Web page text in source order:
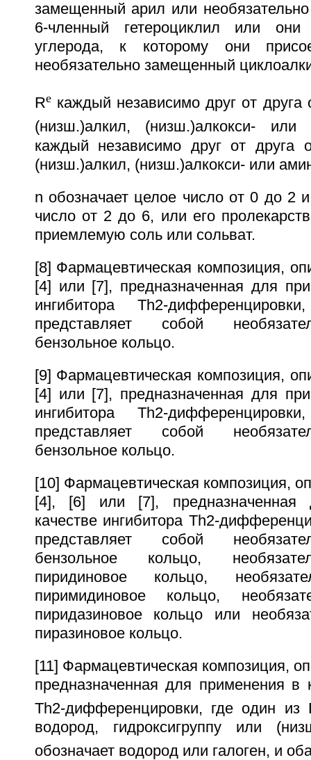
замещенный арил или
6-членный гетероциклил или
углерода, к которому они
необязательно замещенный
Reкаждый независимо друг от друга
(низш.)алкил, (низш.)алкокси-
каждый независимо друг от друга
(низш.)алкил, (низш.)алкокси- или
n обозначает целое число от 0 до 2
число от 2 до 6, или его
приемлемую соль или сольват.
[8] Фармацевтическая композиция,
[4] или [7], предназначенная для
ингибитора Тh2-
представляет собой
бензольное кольцо.
[9] Фармацевтическая композиция,
[4] или [7], предназначенная для
ингибитора Тh2-
представляет собой
бензольное кольцо.
[10] Фармацевтическая композиция,
[4], [6] или [7], предназначенная
качестве ингибитора Th2-
представляет собой
бензольное кольцо,
пиридиновое кольцо,
пиримидиновое кольцо,
пиридазиновое кольцо или
пиразиновое кольцо.
[11] Фармацевтическая композиция,
предназначенная для применения в
Тh2-дифференцировки, где один из
водород, гидроксигруппу или
обозначает водород или галоген, и